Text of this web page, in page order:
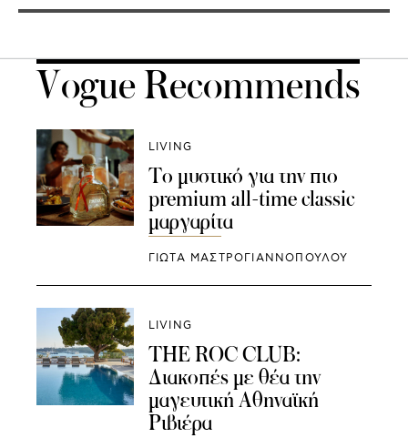
Vogue Recommends
LIVING
Το μυστικό για την πιο
premium all-time classic
μαργαρίτα
ΓΙΩΤΑ ΜΑΣΤΡΟΓΙΑΝΝΟΠΟΥΛΟΥ
LIVING
THE ROC CLUB:
Διακοπές με θέα την
μαγευτική Αθηναϊκή
Ριβιέρα